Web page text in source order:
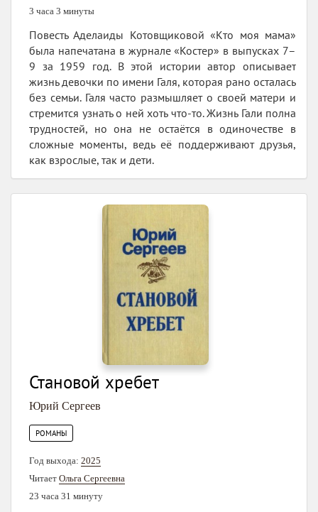
3 часа 3 минуты
Повесть Аделаиды Котовщиковой «Кто моя мама»
была напечатана в журнале «Костер» в выпусках 7–
9 за 1959 год. В этой истории автор описывает
жизнь девочки по имени Галя, которая рано осталась
без семьи. Галя часто размышляет о своей матери и
стремится узнать о ней хоть что-то. Жизнь Гали полна
трудностей, но она не остаётся в одиночестве в
сложные моменты, ведь её поддерживают друзья,
как взрослые, так и дети.
Становой хребет
Юрий Сергеев
РОМАНЫ
Год выхода: 2025
Читает Ольга Сергеевна
23 часа 31 минуту